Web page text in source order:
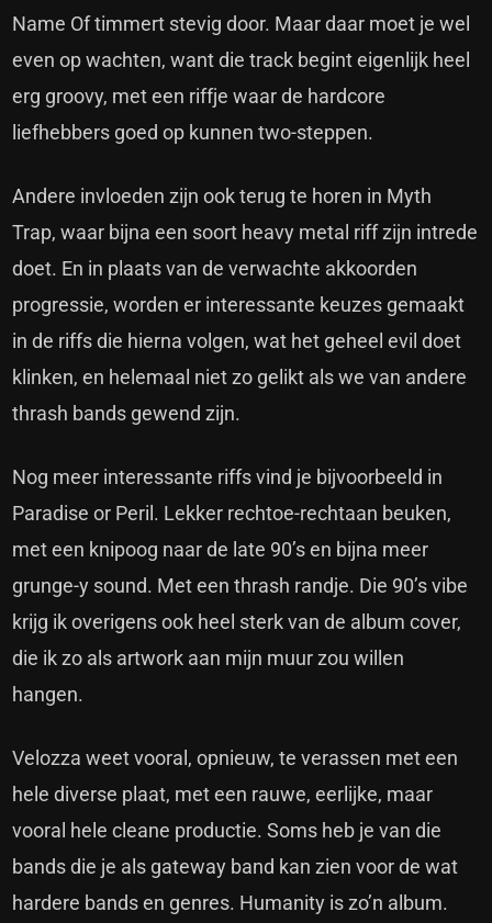
Name Of timmert stevig door. Maar daar moet je wel
even op wachten, want die track begint eigenlijk heel
erg groovy, met een riffje waar de hardcore
liefhebbers goed op kunnen two-steppen.
Andere invloeden zijn ook terug te horen in Myth
Trap, waar bijna een soort heavy metal riff zijn intrede
doet. En in plaats van de verwachte akkoorden
progressie, worden er interessante keuzes gemaakt
in de riffs die hierna volgen, wat het geheel evil doet
klinken, en helemaal niet zo gelikt als we van andere
thrash bands gewend zijn.
Nog meer interessante riffs vind je bijvoorbeeld in
Paradise or Peril. Lekker rechtoe-rechtaan beuken,
met een knipoog naar de late 90’s en bijna meer
grunge-y sound. Met een thrash randje. Die 90’s vibe
krijg ik overigens ook heel sterk van de album cover,
die ik zo als artwork aan mijn muur zou willen
hangen.
Velozza weet vooral, opnieuw, te verassen met een
hele diverse plaat, met een rauwe, eerlijke, maar
vooral hele cleane productie. Soms heb je van die
bands die je als gateway band kan zien voor de wat
hardere bands en genres. Humanity is zo’n album.